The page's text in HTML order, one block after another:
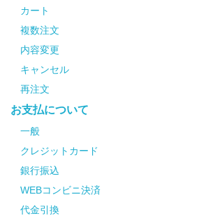
カート
複数注文
内容変更
キャンセル
再注文
お支払について
一般
クレジットカード
銀行振込
WEBコンビニ決済
代金引換